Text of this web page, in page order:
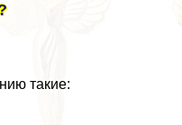
такие: